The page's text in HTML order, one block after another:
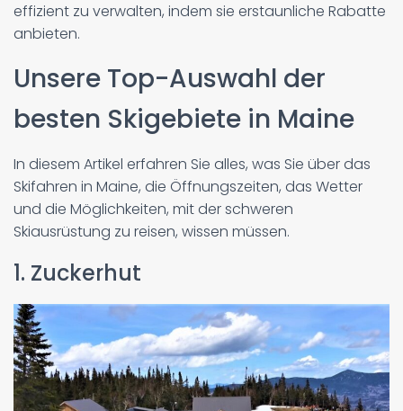
effizient zu verwalten, indem sie erstaunliche Rabatte
anbieten.
Unsere Top-Auswahl der
besten Skigebiete in Maine
In diesem Artikel erfahren Sie alles, was Sie über das
Skifahren in Maine, die Öffnungszeiten, das Wetter
und die Möglichkeiten, mit der schweren
Skiausrüstung zu reisen, wissen müssen.
1. Zuckerhut